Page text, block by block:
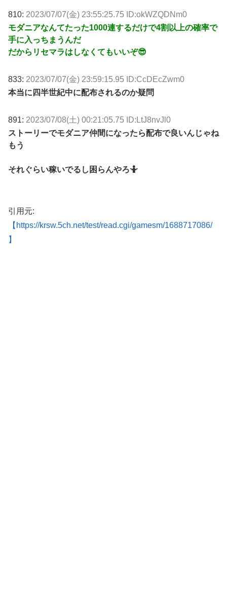
810: 2023/07/07(金) 23:55:25.75 ID:okWZQDNm0
モダニアなんてたった1000連するだけで4割以上の確率で
手に入っちまうんだ
だからリセマラはしなくてもいいぞ😎
833: 2023/07/07(金) 23:59:15.95 ID:CcDEcZwm0
本当に四半世紀中に配布されるのか疑問
891: 2023/07/08(土) 00:21:05.75 ID:LtJ8nvJl0
ストーリーでモダニア仲間になったら配布で良いんじゃね
もう
それぐらい稼いでるし困らんやろ🤷
引用元:
【https://krsw.5ch.net/test/read.cgi/gamesm/1688717086/
】